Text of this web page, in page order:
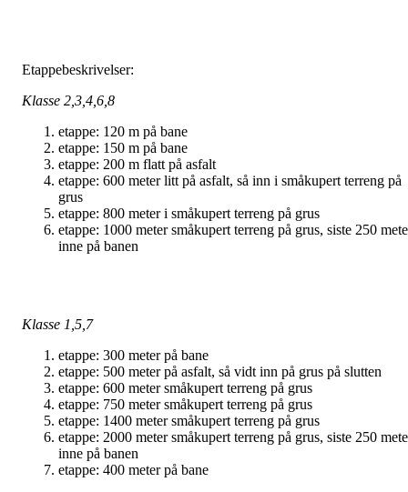
Etappebeskrivelser:
Klasse 2,3,4,6,8
etappe: 120 m på bane
etappe: 150 m på bane
etappe: 200 m flatt på asfalt
etappe: 600 meter litt på asfalt, så inn i småkupert terreng på
grus
etappe: 800 meter i småkupert terreng på grus
etappe: 1000 meter småkupert terreng på grus, siste 250
inne på banen
Klasse 1,5,7
etappe: 300 meter på bane
etappe: 500 meter på asfalt, så vidt inn på grus på slutten
etappe: 600 meter småkupert terreng på grus
etappe: 750 meter småkupert terreng på grus
etappe: 1400 meter småkupert terreng på grus
etappe: 2000 meter småkupert terreng på grus, siste 250
inne på banen
etappe: 400 meter på bane